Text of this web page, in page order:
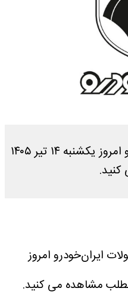
قیمت محصولات ایران‌خودرو امروز یکشنبه ۱۴ تیر ۱۴۰۵
ایران‌خودرو امروز